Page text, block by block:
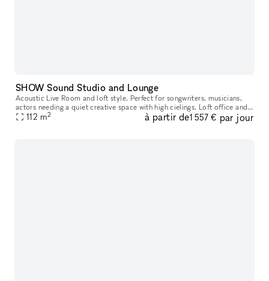
SHOW Sound Studio and Lounge
Acoustic Live Room and loft style. Perfect for songwriters, musicians,
actors needing a quiet creative space with high cielings. Loft office and
kitchenette.
112 m2 à partir de1 557 € par jour